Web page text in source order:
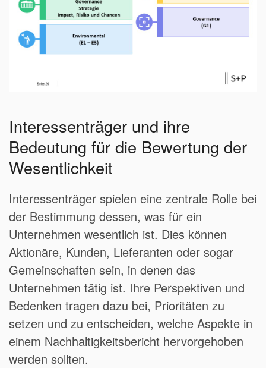
Interessenträger und ihre
Bedeutung für die Bewertung der
Wesentlichkeit
Interessenträger spielen eine zentrale Rolle bei
der Bestimmung dessen, was für ein
Unternehmen wesentlich ist. Dies können
Aktionäre, Kunden, Lieferanten oder sogar
Gemeinschaften sein, in denen das
Unternehmen tätig ist. Ihre Perspektiven und
Bedenken tragen dazu bei, Prioritäten zu
setzen und zu entscheiden, welche Aspekte in
einem Nachhaltigkeitsbericht hervorgehoben
werden sollten.